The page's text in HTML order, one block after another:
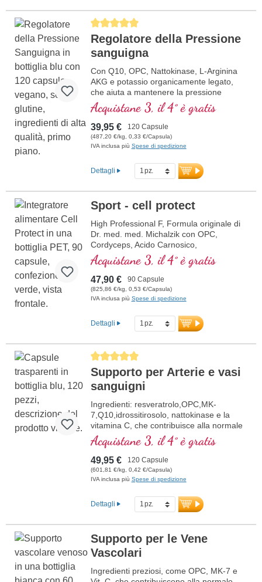
Average rating of 5 out of 5 stars
Regolatore della Pressione
sanguigna
Con Q10, OPC, Nattokinase, L-Arginina
AKG e potassio organicamente legato,
che aiuta a mantenere la pressione
sanguigna normale.
Acquistane 3, il 4° è gratis
39,95 € 120 Capsule
(487,20 €/kg, 0,33 €/Capsula)
IVA inclusa più Spese di spedizione
Dettagli
Sport - cell protect
High Professional F, Formula originale di
Dr. med. med. Michalzik con OPC,
Cordyceps, Acido Carnosico,
Resveratrolo, Q10, Glutatione, NADH,
Omega 3, Melograno e Vitamina C pura.
Acquistane 3, il 4° è gratis
47,90 € 90 Capsule
(825,86 €/kg, 0,53 €/Capsula)
IVA inclusa più Spese di spedizione
Dettagli
Average rating of 5 out of 5 stars
Supporto per Arterie e vasi
sanguigni
Ingredienti: resveratrolo,OPC,MK-
7,Q10,idrossitirosolo, nattokinase e la
vitamina C, che contribuisce alla normale
formazione del collagene per la normale
funzione dei vasi sanguigni. Le vitamine
del gruppo B sono presenti in forma
bioattiva.
Acquistane 3, il 4° è gratis
49,95 € 120 Capsule
(601,81 €/kg, 0,42 €/Capsula)
IVA inclusa più Spese di spedizione
Dettagli
Supporto per le Vene
Vascolari
Ingredienti preziosi, come OPC, MK-7 e